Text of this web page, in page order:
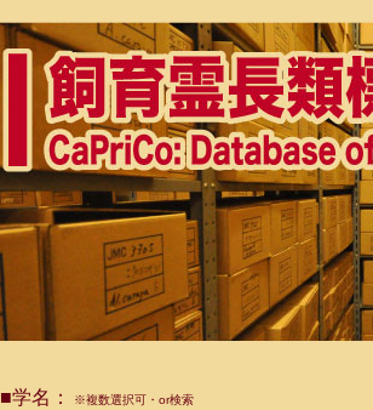
■学名： ※複数選択可・or検索